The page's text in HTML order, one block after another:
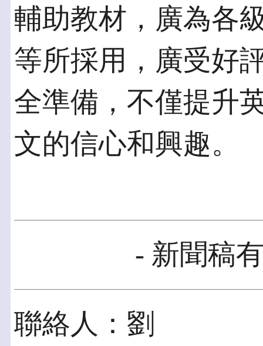
輔助教材，廣為各
等所採用，廣受好
全準備，不僅提升
文的信心和興趣。
- 新聞稿
聯絡人：劉